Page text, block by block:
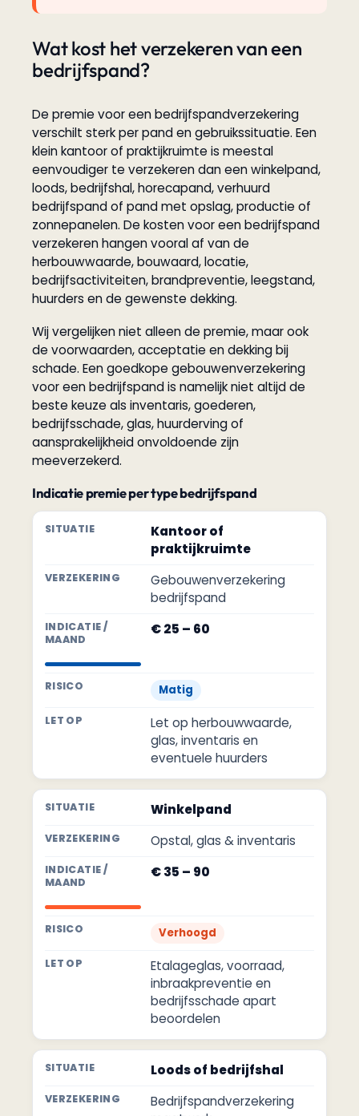
Wat kost het verzekeren van een
bedrijfspand?
De premie voor een bedrijfspandverzekering
verschilt sterk per pand en gebruikssituatie. Een
klein kantoor of praktijkruimte is meestal
eenvoudiger te verzekeren dan een winkelpand,
loods, bedrijfshal, horecapand, verhuurd
bedrijfspand of pand met opslag, productie of
zonnepanelen. De kosten voor een bedrijfspand
verzekeren hangen vooral af van de
herbouwwaarde, bouwaard, locatie,
bedrijfsactiviteiten, brandpreventie, leegstand,
huurders en de gewenste dekking.
Wij vergelijken niet alleen de premie, maar ook
de voorwaarden, acceptatie en dekking bij
schade. Een goedkope gebouwenverzekering
voor een bedrijfspand is namelijk niet altijd de
beste keuze als inventaris, goederen,
bedrijfsschade, glas, huurderving of
aansprakelijkheid onvoldoende zijn
meeverzekerd.
Indicatie premie per type bedrijfspand
Kantoor of
praktijkruimte
Gebouwenverzekering
bedrijfspand
€ 25 – 60
Matig
Let op herbouwwaarde,
glas, inventaris en
eventuele huurders
Winkelpand
Opstal, glas & inventaris
€ 35 – 90
Verhoogd
Etalageglas, voorraad,
inbraakpreventie en
bedrijfsschade apart
beoordelen
Loods of bedrijfshal
Bedrijfspandverzekering